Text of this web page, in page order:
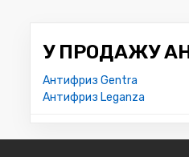
У ПРОДАЖУ
Антифриз Gentra
Антифриз Leganza